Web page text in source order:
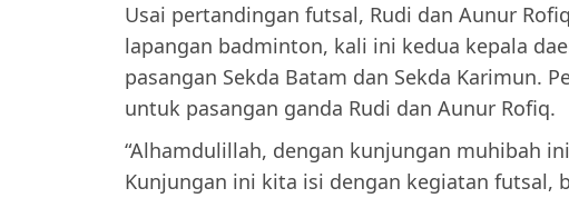
Usai pertandingan futsal, Rudi dan Aunur
lapangan badminton, kali ini kedua kepala
pasangan Sekda Batam dan Sekda Karimun.
untuk pasangan ganda Rudi dan Aunur Rofiq.
“Alhamdulillah, dengan kunjungan muhibah
Kunjungan ini kita isi dengan kegiatan futsal,